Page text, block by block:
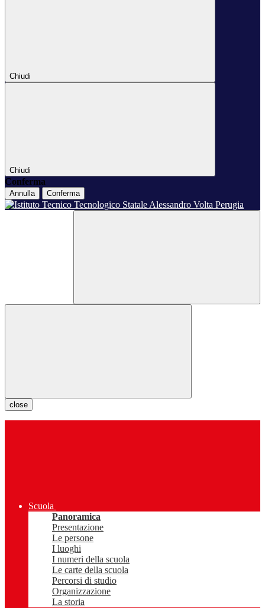
Chiudi
Chiudi
Conferma
Annulla Conferma
close
Scuola
Panoramica
Presentazione
Le persone
I luoghi
I numeri della scuola
Le carte della scuola
Percorsi di studio
Organizzazione
La storia